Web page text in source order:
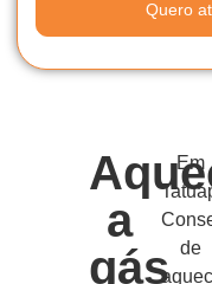
Quero
a
gás
Em
de